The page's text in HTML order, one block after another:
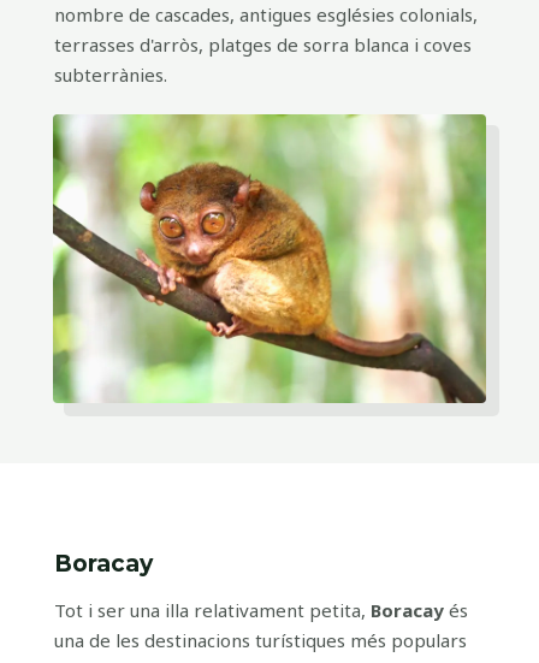
nombre de cascades, antigues esglésies colonials,
terrasses d'arròs, platges de sorra blanca i coves
subterrànies.
Boracay
Tot i ser una illa relativament petita, Boracay és
una de les destinacions turístiques més populars